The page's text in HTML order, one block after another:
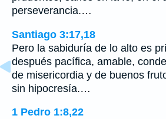
perseverancia.…
Santiago 3:17,18
Pero la sabiduría de lo alto es
después pacífica, amable,
de misericordia y de buenos
sin hipocresía.…
1 Pedro 1:8,22